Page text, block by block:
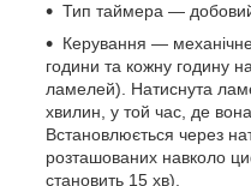
Тип таймера —
Керування —
години та кожну годину
ламелей). Натиснута
хвилин, у той час, де
Встановлюється через
розташованих навколо
становить 15 хв).